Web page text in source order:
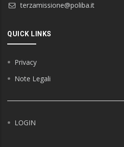
terzamissione@poliba.it
QUICK LINKS
Privacy
Note Legali
LOGIN